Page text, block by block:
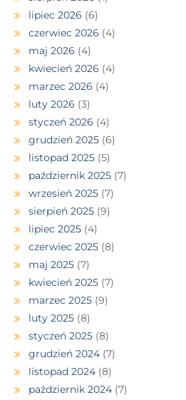
lipiec 2026 (6)
czerwiec 2026 (4)
maj 2026 (4)
kwiecień 2026 (4)
marzec 2026 (4)
luty 2026 (3)
styczeń 2026 (4)
grudzień 2025 (6)
listopad 2025 (5)
październik 2025 (7)
wrzesień 2025 (7)
sierpień 2025 (9)
lipiec 2025 (4)
czerwiec 2025 (8)
maj 2025 (7)
kwiecień 2025 (7)
marzec 2025 (9)
luty 2025 (8)
styczeń 2025 (8)
grudzień 2024 (7)
listopad 2024 (8)
październik 2024 (7)